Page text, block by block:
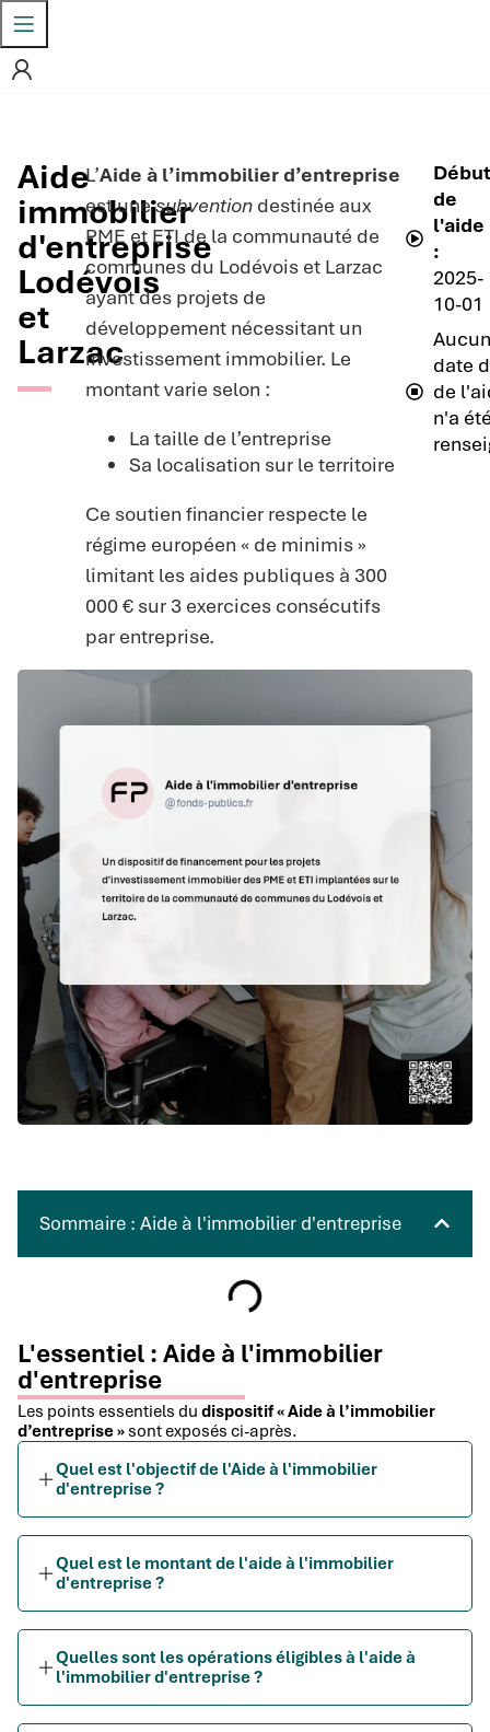
Aide
immobilier
d'entreprise
Lodévois
et
Larzac
L’Aide à l’immobilier d’entreprise
est unesubvention destinée aux
PME et ETI de la communauté de
communes du Lodévois et Larzac
ayant des projets de
développement nécessitant un
investissement immobilier. Le
montant varie selon :
La taille de l’entreprise
Sa localisation sur le territoire
Ce soutien financier respecte le
régime européen « de minimis »
limitant les aides publiques à 300
000 € sur 3 exercices consécutifs
par entreprise.
Début
de
l'aide
:
2025-
10-01
date
de
n'a
Sommaire : Aide à l'immobilier d'entreprise
L'essentiel : Aide à l'immobilier
d'entreprise
Les points essentiels du dispositif « Aide à l’immobilier
d’entreprise » sont exposés ci-après.
Quel est l'objectif de l'Aide à l'immobilier
d'entreprise ?
Quel est le montant de l'aide à l'immobilier
d'entreprise ?
Quelles sont les opérations éligibles à l'aide à
l'immobilier d'entreprise ?